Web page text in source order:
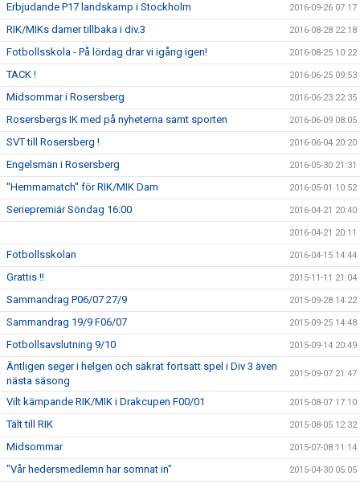
Erbjudande P17 landskamp i Stockholm 2016-09-26 07:17
RIK/MIKs damer tillbaka i div.3 2016-08-28 22:18
Fotbollsskola - På lördag drar vi igång igen! 2016-08-25 10:22
TACK ! 2016-06-25 09:53
Midsommar i Rosersberg 2016-06-23 22:35
Rosersbergs IK med på nyheterna samt sporten 2016-06-09 08:05
SVT till Rosersberg ! 2016-06-04 20:20
Engelsmän i Rosersberg 2016-05-30 21:31
"Hemmamatch" för RIK/MIK Dam 2016-05-01 10:52
Seriepremiär Söndag 16:00 2016-04-21 20:40
2016-04-21 20:11
Fotbollsskolan 2016-04-15 14:44
Grattis !! 2015-11-11 21:04
Sammandrag P06/07 27/9 2015-09-28 14:22
Sammandrag 19/9 F06/07 2015-09-25 14:48
Fotbollsavslutning 9/10 2015-09-14 20:49
Äntligen seger i helgen och säkrat fortsatt spel i Div 3 även
nästa säsong
2015-09-07 21:47
Vilt kämpande RIK/MIK i Drakcupen F00/01 2015-08-07 17:10
Tält till RIK 2015-08-05 12:32
Midsommar 2015-07-08 11:14
"Vår hedersmedlemn har somnat in" 2015-04-30 05:05